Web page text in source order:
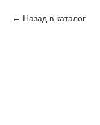
Назад в каталог